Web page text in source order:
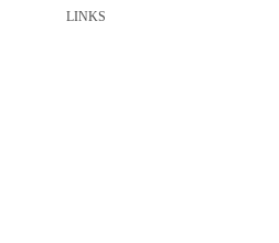
LINKS